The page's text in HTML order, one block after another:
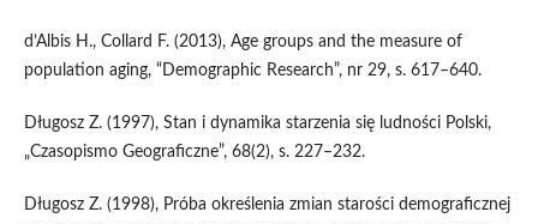
d’Albis H., Collard F. (2013), Age groups and the measure of
population aging, “Demographic Research”, nr 29, s. 617–640.
Długosz Z. (1997), Stan i dynamika starzenia się ludności Polski,
„Czasopismo Geograficzne”, 68(2), s. 227–232.
Długosz Z. (1998), Próba określenia zmian starości demograficznej